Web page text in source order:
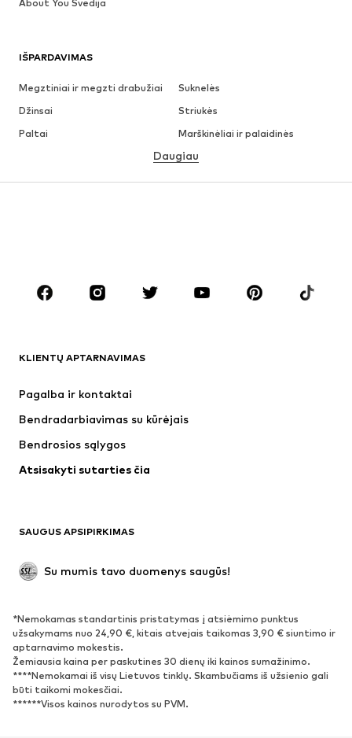
IŠPARDAVIMAS
Megztiniai ir megzti drabužiai
Suknelės
Džinsai
Striukės
Paltai
Marškinėliai ir palaidinės
Apatiniai
Aksesuarai
Premium
Naujienos
Marškinėliai ir palaidinės
Striukės
Megztiniai ir megzti drabužiai
Apatiniai
Paltai
Proginiai
Išskirtiniai
BATAI
Naujienos
Sportbačiai
Aulinukai
Batai su kulniukais
Auliniai batai
Daugiau
KLIENTŲ APTARNAVIMAS
Pagalba ir kontaktai
Bendradarbiavimas su kūrėjais
Bendrosios sąlygos
Atsisakyti sutarties čia
SAUGUS APSIPIRKIMAS
Su mumis tavo duomenys saugūs!
*Nemokamas standartinis pristatymas į atsiėmimo punktus
užsakymams nuo 24,90 €, kitais atvejais taikomas 3,90 € siuntimo ir
aptarnavimo mokestis.
Žemiausia kaina per paskutines 30 dienų iki kainos sumažinimo.
****Nemokamai iš visų Lietuvos tinklų. Skambučiams iš užsienio gali
būti taikomi mokesčiai.
******Visos kainos nurodytos su PVM.
About You Švedija